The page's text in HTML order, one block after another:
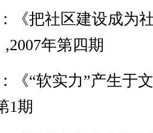
《把社区建设成为
年第四期
《“软实力”产生于
1期